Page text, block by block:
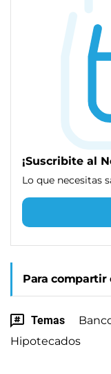
¡Suscribite al
Lo que necesitas
Para compartir
Temas
Hipotecados